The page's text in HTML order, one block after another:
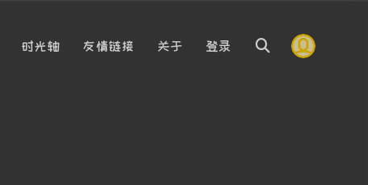
时光轴 友情链接 关于 登录